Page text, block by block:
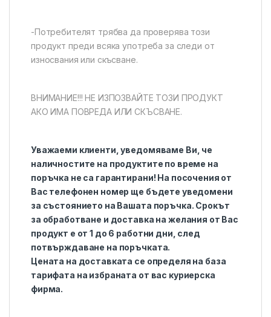
-Потребителят трябва да проверява този
продукт преди всяка употреба за следи от
износвания или скъсване.
ВНИМАНИЕ!!! НЕ ИЗПОЗВАЙТЕ ТОЗИ ПРОДУКТ
АКО ИМА ПОВРЕДА ИЛИ СКЪСВАНЕ.
Уважаеми клиенти, уведомяваме Ви, че
наличностите на продуктите по време на
поръчка не са гарантирани! На посочения от
Вас телефонен номер ще бъдете уведомени
за състоянието на Вашата поръчка. Срокът
за обработване и доставка на желания от Вас
продукт е от 1 до 6 работни дни, след
потвърждаване на поръчката.
Цената на доставката се определя на база
тарифата на избраната от вас куриерска
фирма.